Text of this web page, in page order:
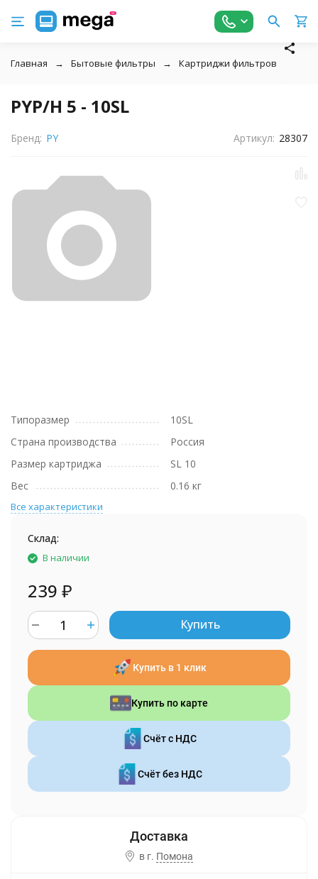
Главная Бытовые фильтры Картриджи фильтров
PYP/H 5 - 10SL
Бренд: PY Артикул: 28307
Типоразмер
10SL
Страна производства
Россия
Размер картриджа
SL 10
Вес
0.16 кг
Все характеристики
Склад:
В наличии
239 ₽
Купить
Купить в 1 клик
Купить по карте
Счёт с НДС
Счёт без НДС
в г. Помона